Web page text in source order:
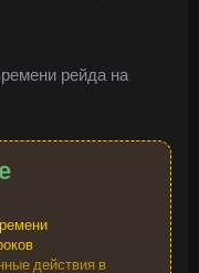
рейда на
действия в